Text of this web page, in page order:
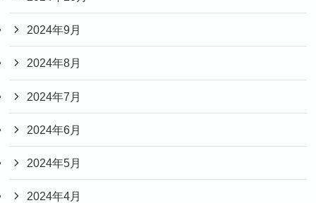
2024年9月
2024年8月
2024年7月
2024年6月
2024年5月
2024年4月